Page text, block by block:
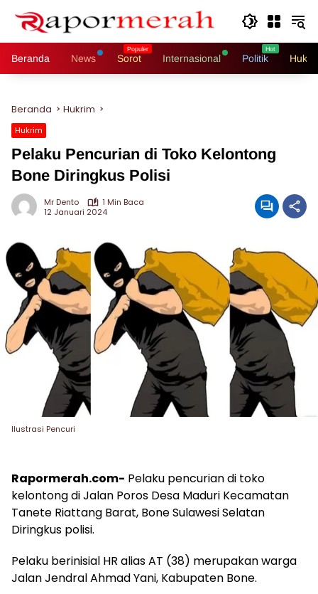
Beranda News Sorot Internasional Politik
Beranda Hukrim
Hukrim
Pelaku Pencurian di Toko Kelontong
Bone Diringkus Polisi
Mr Dento
1 Min Baca
12 Januari 2024
Ilustrasi Pencuri
Rapormerah.com- Pelaku pencurian di toko
kelontong di Jalan Poros Desa Maduri Kecamatan
Tanete Riattang Barat, Bone Sulawesi Selatan
Diringkus polisi.
Pelaku berinisial HR alias AT (38) merupakan warga
Jalan Jendral Ahmad Yani, Kabupaten Bone.